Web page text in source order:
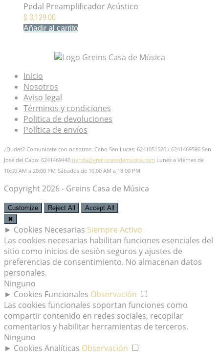
Pedal Preamplificador Acústico
$ 3,129.00
Añadir al carrito
Inicio
Nosotros
Aviso legal
Términos y condiciones
Politica de devoluciones
Política de envíos
¿Dudas? Comunicate con nosotros: Cabo San Lucas: 6241051520 / 6241469596 San
José del Cabo: 6241469440 tienda@greinscasademusica.com Lunes a Viernes de
10:00 AM a 20:00 PM Sábados de 10:00 AM a 18:00 PM
Copyright 2026 - Greins Casa de Música
Customize Reject All
Accept All
✖
► Cookies Necesarias Siempre Activo
Las cookies necesarias habilitan funciones esenciales del
sitio como inicios de sesión seguros y ajustes de
preferencias de consentimiento. No almacenan datos
personales.
Ninguno
► Cookies Funcionales Observación
Las cookies funcionales soportan funciones como
compartir contenido en redes sociales, recopilar
comentarios y habilitar herramientas de terceros.
Ninguno
► Cookies Analíticas Observación